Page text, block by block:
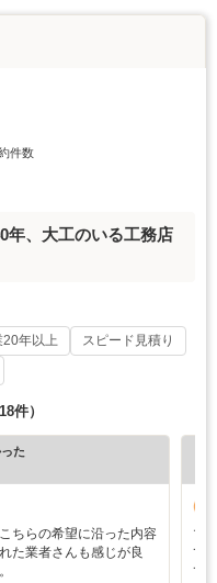
件数
年、大工のいる工務店
20年以上
スピード見積り
18件）
た
ちらの希望に沿った内容
た業者さんも感じが良
マ
て
て